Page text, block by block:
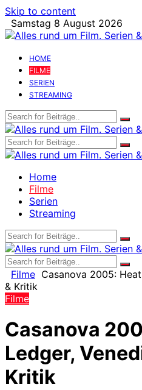
Skip to content
Samstag 8 August 2026
HOME
FILME
SERIEN
STREAMING
Home
Filme
Serien
Streaming
Filme Casanova 2005:
& Kritik
Filme
Casanova
Ledger,
Kritik